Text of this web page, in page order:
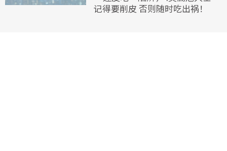
记得要削皮 否则随时吃出祸！